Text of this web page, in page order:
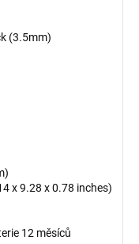
(3.5mm)
x 9.28 x 0.78 inches)
12 měsíců